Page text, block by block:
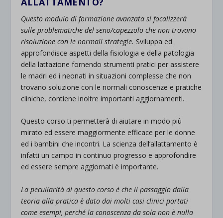
Questo modulo di formazione avanzata si focalizzerà
sulle problematiche del seno/capezzolo che non trovano
risoluzione con le normali strategie. Sviluppa ed
approfondisce aspetti della fisiologia e della patologia
della lattazione fornendo strumenti pratici per assistere
le madri ed i neonati in situazioni complesse che non
trovano soluzione con le normali conoscenze e pratiche
cliniche, contiene inoltre importanti aggiornamenti.
Questo corso ti permetterà di aiutare in modo più
mirato ed essere maggiormente efficace per le donne
ed i bambini che incontri. La scienza dell’allattamento è
infatti un campo in continuo progresso e approfondire
ed essere sempre aggiornati è importante.
La peculiarità di questo corso è che il passaggio dalla
teoria alla pratica è dato dai molti casi clinici portati
come esempi, perché la conoscenza da sola non è nulla